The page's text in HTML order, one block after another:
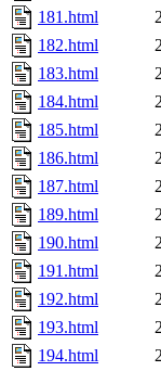
181.html
182.html
183.html
184.html
185.html
186.html
187.html
189.html
190.html
191.html
192.html
193.html
194.html